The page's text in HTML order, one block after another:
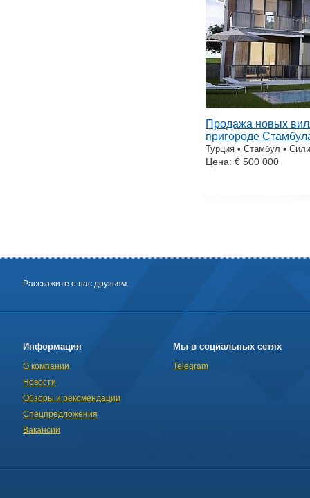
Продажа новых
пригороде
Турция • Стамбул •
Цена: € 500 000
Расскажите о нас друзьям:
Информация
О компании
Новости
Обзоры и рекомендации
Спецпредложения
Вакансии
Мы в социальных сетях
Telegram